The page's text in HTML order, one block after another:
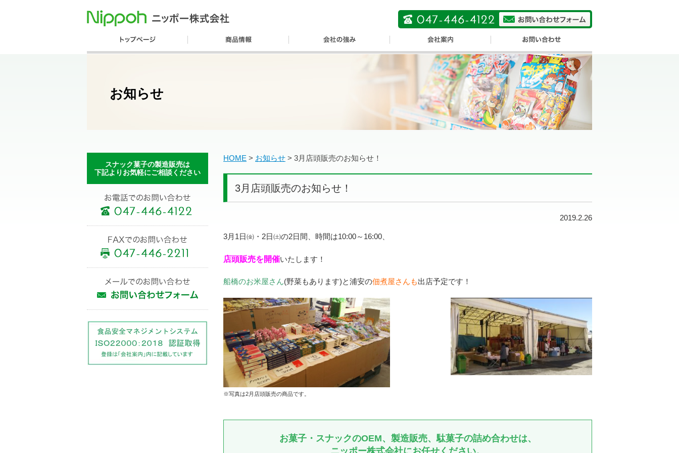
お知らせ
HOME > お知らせ > 3月店頭販売のお知らせ！
3月店頭販売のお知らせ！
2019.2.26
3月1日㈮・2日㈯の2日間、時間は10:00～16:00、
店頭販売を開催いたします！
船橋のお米屋さん(野菜もあります)と浦安の佃煮屋さんも出店予定です！
※写真は2月店頭販売の商品です。
お菓子・スナックのOEM、製造販売、駄菓子の詰め合わせは、
スナック菓子の製造販売は
下記よりお気軽にご相談ください